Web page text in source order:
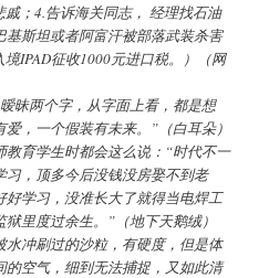
；4.告诉海关同志， 经理找石油
基斯坦或者阿富汗被部落武装杀害
境IPAD征收1000元进口税。）（网
昧两个字，从字面上看，都是想
，一个假装有未来。”（白耳朵）
育学生时都会这么说：“时代不一
习，顶多今后没钱没房娶不到老
好学习，没准长大了就得当电焊工
里度过余生。”（地下天鹅绒）
冲刷过的沙粒，有硬度，但是体
的空气，细到无法捕捉，又如此清